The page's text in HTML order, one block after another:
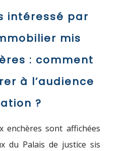
intéressé par
mis
: comment
à l’audience
?
enchères sont affichées
du Palais de justice sis